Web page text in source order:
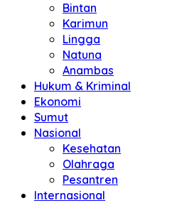
Bintan
Karimun
Lingga
Natuna
Anambas
Hukum & Kriminal
Ekonomi
Sumut
Nasional
Kesehatan
Olahraga
Pesantren
Internasional